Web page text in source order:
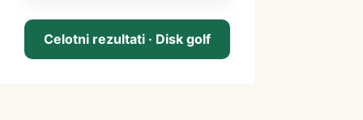
Celotni rezultati · Disk golf(PDGA, odpre se v novem zavihku)